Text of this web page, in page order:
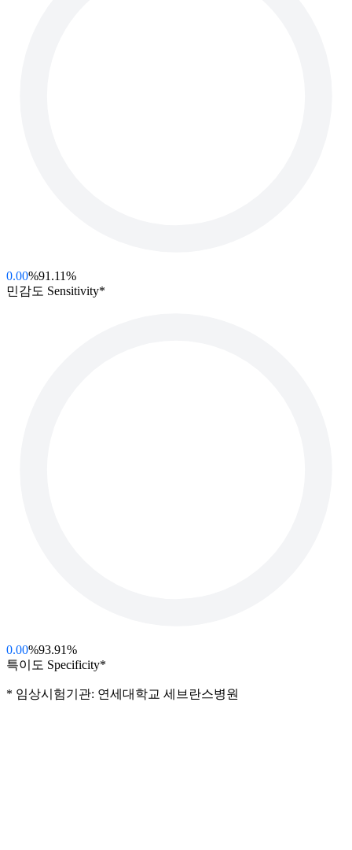
0.00%91.11%
민감도 Sensitivity*
0.00%93.91%
특이도 Specificity*
* 임상시험기관: 연세대학교 세브란스병원